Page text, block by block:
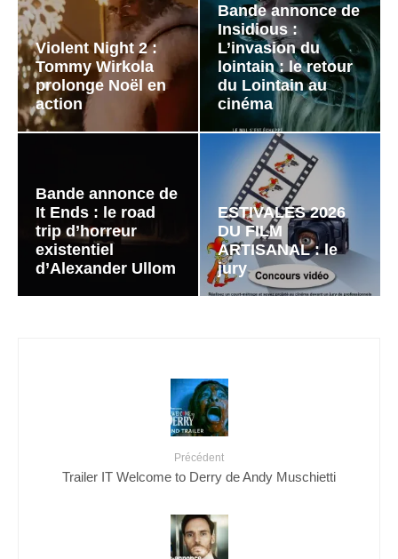
Violent Night 2 :
Tommy Wirkola
prolonge Noël en
action
Bande annonce de
Insidious :
L’invasion du
lointain : le retour
du Lointain au
cinéma
Bande annonce de
It Ends : le road
trip d’horreur
existentiel
d’Alexander Ullom
ESTIVALES 2026
DU FILM
ARTISANAL : le
jury
Précédent
Trailer IT Welcome to Derry de Andy Muschietti